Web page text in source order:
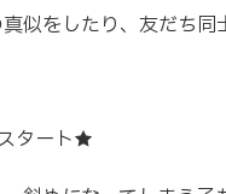
似をしたり、友だち同
タート★